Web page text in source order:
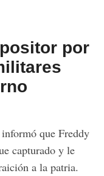
por
que Freddy
capturado y le
a la patria.